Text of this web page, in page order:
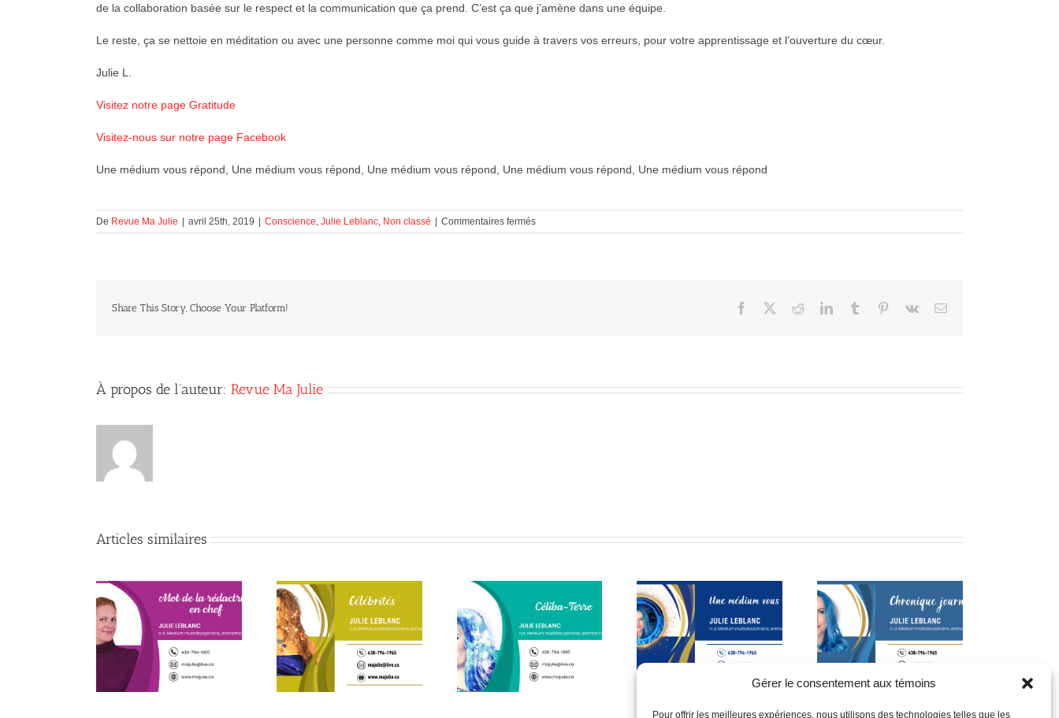
Gérer le consentement aux témoins
Pour offrir les meilleures expériences, nous utilisons des technologies telles que les
de la collaboration basée sur le respect et la communication que ça prend. C’est ça que j’amène dans une équipe.
Le reste, ça se nettoie en méditation ou avec une personne comme moi qui vous guide à travers vos erreurs, pour votre apprentissage et l’ouverture du cœur.
Julie L.
Visitez notre page Gratitude
Visitez-nous sur notre page Facebook
Une médium vous répond, Une médium vous répond, Une médium vous répond, Une médium vous répond, Une médium vous répond
De Revue Ma Julie | avril 25th, 2019 | Conscience, Julie Leblanc, Non classé | Commentaires ferméssur
Une
Share This Story, Choose Your Platform! Facebook RedditLinkedInTumblr Pinterest
Vk Courriel
À propos de l’auteur: Revue Ma Julie
Articles similaires
Début de la quatrième
année
Le père que mon âme a
choisi – 2ᵉ partie
Une médium vous
répond
C’est compliqué! (suite)
La voix de la conscience
et du mieux-être